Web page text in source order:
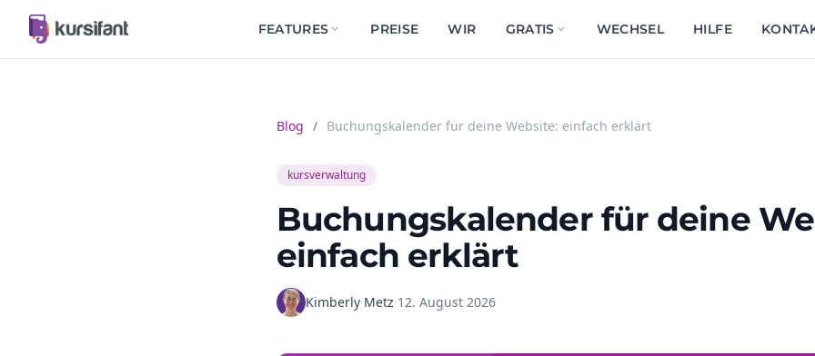
FEATURES PREISE WIR GRATIS WECHSEL HILFE
Blog / Buchungskalender für deine Website: einfach erklärt
kursverwaltung
Buchungskalender für deine
einfach erklärt
Kimberly Metz·12. August 2026